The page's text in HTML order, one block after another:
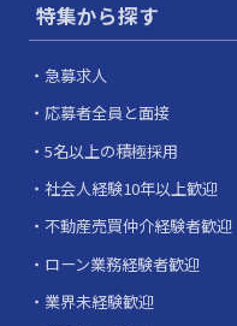
特集から探す
急募求人
応募者全員と面接
5名以上の積極採用
社会人経験10年以上歓迎
不動産売買仲介経験者歓迎
ローン業務経験者歓迎
業界未経験歓迎